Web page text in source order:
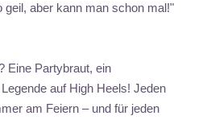
geil, aber kann man schon mal!"
Eine Partybraut, ein
auf High Heels! Jeden
am Feiern – und für jeden